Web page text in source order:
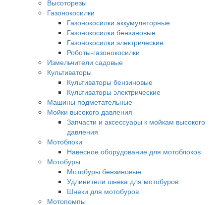
Высоторезы
Газонокосилки
Газонокосилки аккумуляторные
Газонокосилки бензиновые
Газонокосилки электрические
Роботы-газонокосилки
Измельчители садовые
Культиваторы
Культиваторы бензиновые
Культиваторы электрические
Машины подметательные
Мойки высокого давления
Запчасти и аксессуары к мойкам высокого
давления
Мотоблоки
Навесное оборудование для мотоблоков
Мотобуры
Мотобуры бензиновые
Удлинители шнека для мотобуров
Шнеки для мотобуров
Мотопомпы